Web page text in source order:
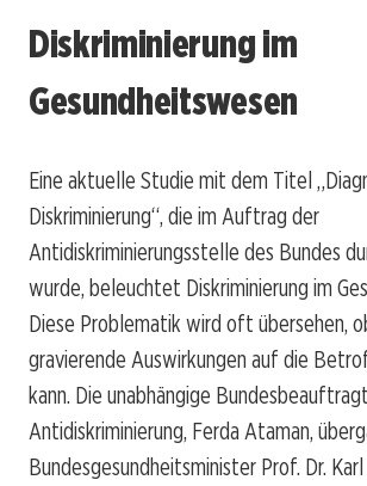
Diskriminierung im
Gesundheitswesen
Eine aktuelle Studie mit dem Titel
Diskriminierung“, die im Auftrag der
Antidiskriminierungsstelle des Bundes
wurde, beleuchtet Diskriminierung im
Diese Problematik wird oft übersehen,
gravierende Auswirkungen auf die
kann. Die unabhängige
Antidiskriminierung, Ferda Ataman,
Bundesgesundheitsminister Prof. Dr.